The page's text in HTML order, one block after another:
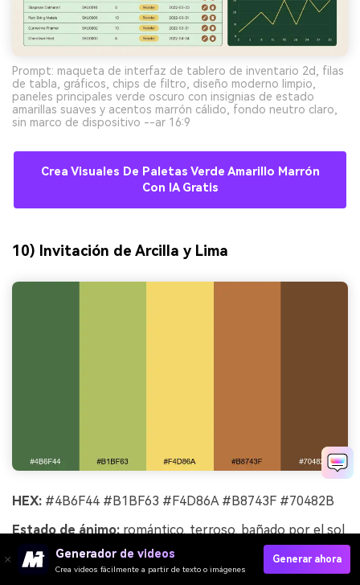
Prompt: maqueta de interfaz de tablero de inventario 2d, filas
de tabla, gráficos, chips de filtro, diseño moderno limpio,
paneles principales verde oscuro con insignias de estado
amarillas suaves y acentos marrón cálido, fondo neutro claro,
sin marco de dispositivo --ar 16:9
Crea Visuales De Paletas Verde Amarillo Marrón
Con IA Gratis
10) Invitación de Arcilla y Lima
HEX: #4B6F44 #B1BF63 #F4D86A #B8743F #70482B
Estado de ánimo: romántico, terroso, bañado por el sol
Mejor para:invitación de boda rústica
Generador de videos
Crea videos fácilmente a partir de texto o imágenes
Generar ahora